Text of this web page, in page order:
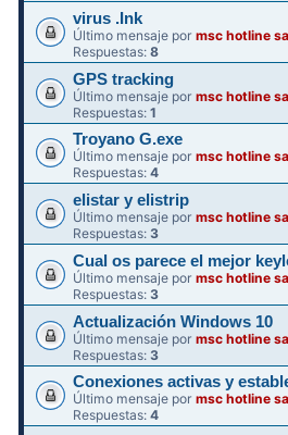
virus .Ink
Último mensaje pormsc hotline
Respuestas:8
GPS tracking
Último mensaje pormsc hotline
Respuestas:1
Troyano G.exe
Último mensaje pormsc hotline
Respuestas:4
elistar y elistrip
Último mensaje pormsc hotline
Respuestas: 3
Cual os parece el mejor
Último mensaje pormsc hotline
Respuestas:3
Actualización Windows 10
Último mensaje pormsc hotline
Respuestas: 3
Conexiones activas y
Último mensaje pormsc hotline
Respuestas:4